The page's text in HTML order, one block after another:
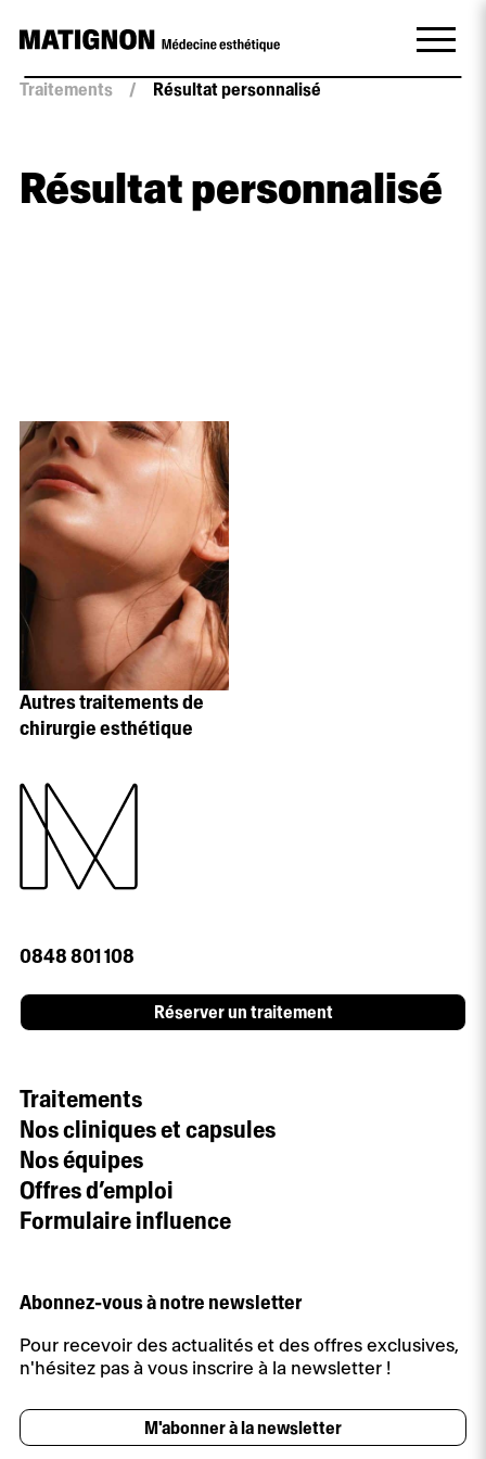
Traitements / Résultat personnalisé
Résultat personnalisé
Autres traitements de
chirurgie esthétique
0848 801 108
Réserver un traitement
Traitements
Nos cliniques et capsules
Nos équipes
Offres d’emploi
Formulaire influence
Abonnez-vous à notre newsletter
Pour recevoir des actualités et des offres exclusives,
n'hésitez pas à vous inscrire à la newsletter !
M'abonner à la newsletter